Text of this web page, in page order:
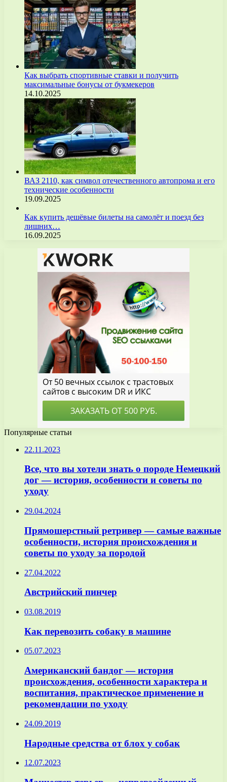
Как выбрать спортивные ставки и получить
максимальные бонусы от букмекеров
14.10.2025
ВАЗ 2110, как символ отечественного автопрома и его
технические особенности
19.09.2025
Как купить дешёвые билеты на самолёт и поезд без
лишних…
16.09.2025
Популярные статьи
22.11.2023
Все, что вы хотели знать о породе Немецкий
дог — история, особенности и советы по
уходу
29.04.2024
Прямошерстный ретривер — самые важные
особенности, история происхождения и
советы по уходу за породой
27.04.2022
Австрийский пинчер
03.08.2019
Как перевозить собаку в машине
05.07.2023
Американский бандог — история
происхождения, особенности характера и
воспитания, практическое применение и
рекомендации по уходу
24.09.2019
Народные средства от блох у собак
12.07.2023